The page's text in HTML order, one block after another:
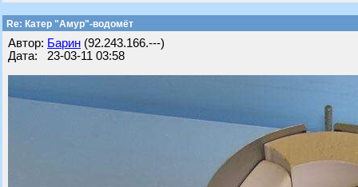
Re: Катер "Амур"-водомёт
Автор: Барин (92.243.166.---)
Дата: 23-03-11 03:58